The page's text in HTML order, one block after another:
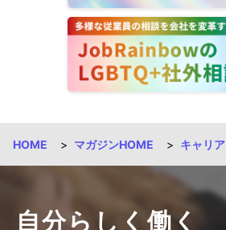
HOME マガジンHOME キャリア
自分らしく働く